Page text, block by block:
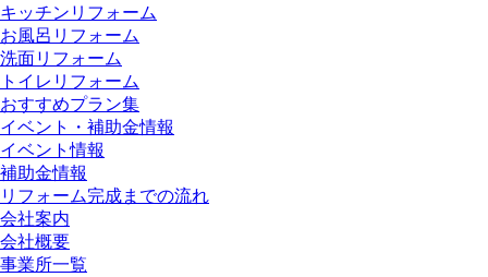
キッチンリフォーム
お風呂リフォーム
洗面リフォーム
トイレリフォーム
おすすめプラン集
イベント・補助金情報
イベント情報
補助金情報
リフォーム完成までの流れ
会社案内
会社概要
事業所一覧